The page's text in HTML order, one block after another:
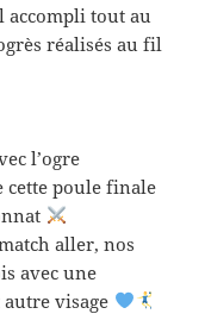
tout au
réalisés au fil
l’ogre
cette poule finale
aller, nos
avec une
visage